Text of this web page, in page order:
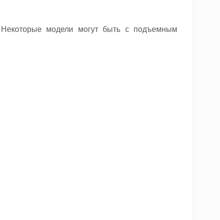
модели могут быть с подъемным